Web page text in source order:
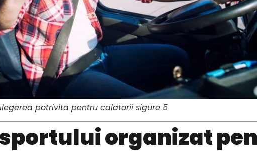
potrivita pentru calatorii sigure 5
organizat